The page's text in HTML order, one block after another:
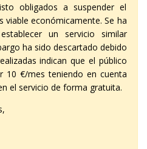
obligados a suspender el
viable económicamente. Se ha
un servicio similar
ha sido descartado debido
indican que el público
10 €/mes teniendo en cuenta
el servicio de forma gratuita.